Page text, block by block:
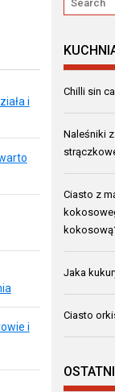
i
i
Chilli sin
Naleśniki
Ciasto z
Jaka
Ciasto